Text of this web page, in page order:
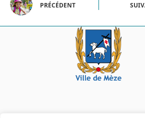
PRÉCÉDENT